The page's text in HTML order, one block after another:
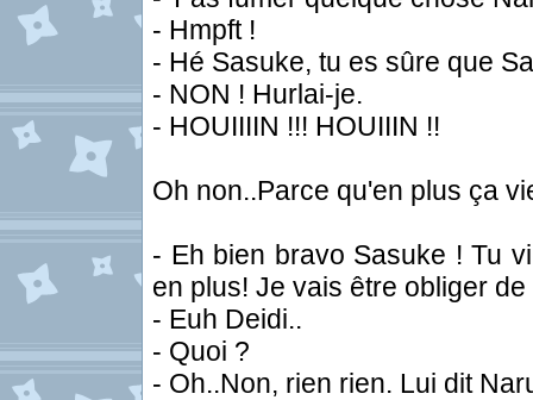
- Hmpft !
- Hé Sasuke, tu es sûre que
- NON ! Hurlai-je.
- HOUIIIIN !!! HOUIIIN !!
Oh non..Parce qu'en plus ça
- Eh bien bravo Sasuke ! Tu
en plus! Je vais être obliger
- Euh Deidi..
- Quoi ?
- Oh..Non, rien rien. Lui dit